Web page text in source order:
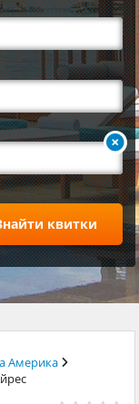
квитки
Америка